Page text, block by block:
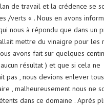
de travail et la crédence se
/verts « . Nous en avons
nous à répondu que dans un
mettre du vinaigre pour les
avons fait sur quelques
résultat ) et que si cela ne
pas , nous devions enlever
, malheureusement nous ne
dans ce domaine . Après